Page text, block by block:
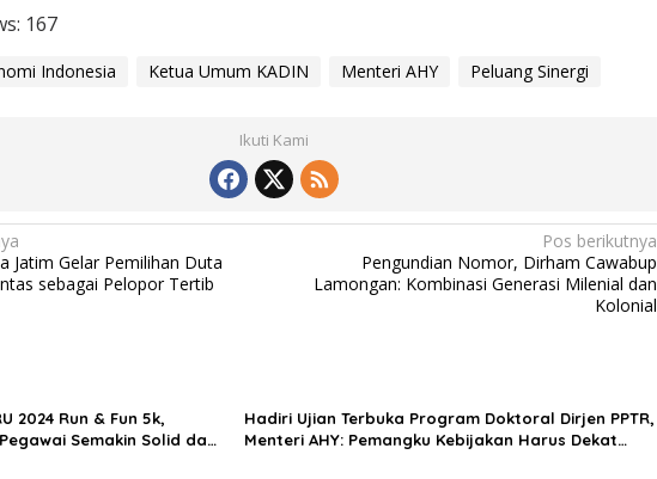
167
Indonesia Ketua Umum KADIN Menteri AHY Peluang Sinergi
Ikuti Kami
Jatim Gelar Pemilihan Duta
sebagai Pelopor Tertib
Pos berikutnya
Pengundian Nomor, Dirham Cawabup
Lamongan: Kombinasi Generasi Milenial dan
Kolonial
2024 Run & Fun 5k,
Semakin Solid dan
Hadiri Ujian Terbuka Program Doktoral Dirjen PPTR,
Menteri AHY: Pemangku Kebijakan Harus Dekat